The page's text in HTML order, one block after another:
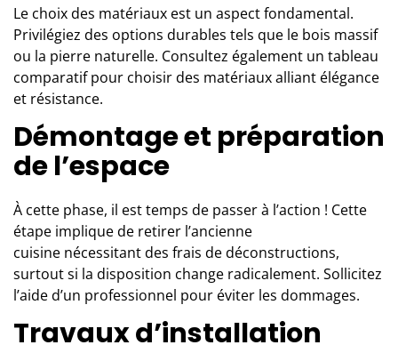
Le choix des matériaux est un aspect fondamental.
Privilégiez des options durables tels que le bois massif
ou la pierre naturelle. Consultez également un tableau
comparatif pour choisir des matériauxalliant élégance
et résistance.
Démontage et préparation
de l’espace
À cette phase, il est temps de passer à l’action ! Cette
étape implique de retirer l’ancienne
cuisine nécessitant des frais de déconstructions,
surtout si la disposition change radicalement. Sollicitez
l’aide d’un professionnel pour éviter les dommages.
Travaux d’installation